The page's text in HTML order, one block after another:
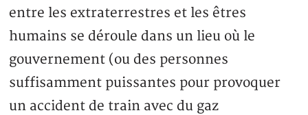
entre les extraterrestres et les êtres
humains se déroule dans un lieu où le
gouvernement (ou des personnes
suffisamment puissantes pour provoquer
un accident de train avec du gaz